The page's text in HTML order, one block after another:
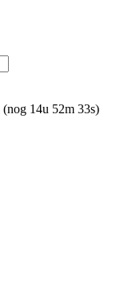
(nog 14u 52m 33s)